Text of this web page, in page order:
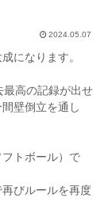
2024.05.07
になります。
高の記録が出せ
壁倒立を通し
トボール）で
びルールを再度